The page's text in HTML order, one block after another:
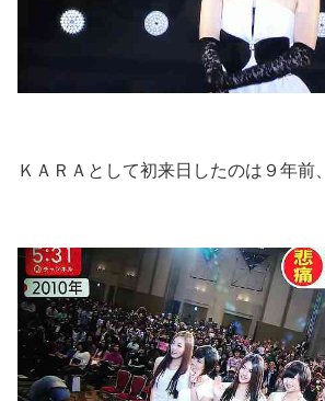
ＫＡＲＡとして初来日したのは９年前、